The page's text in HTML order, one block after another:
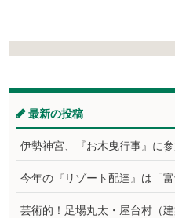
最新の投稿
伊勢神宮、『お木曳行事』に
今年の『リゾート配達』は「
芸術的！足場丸太・屋台村（